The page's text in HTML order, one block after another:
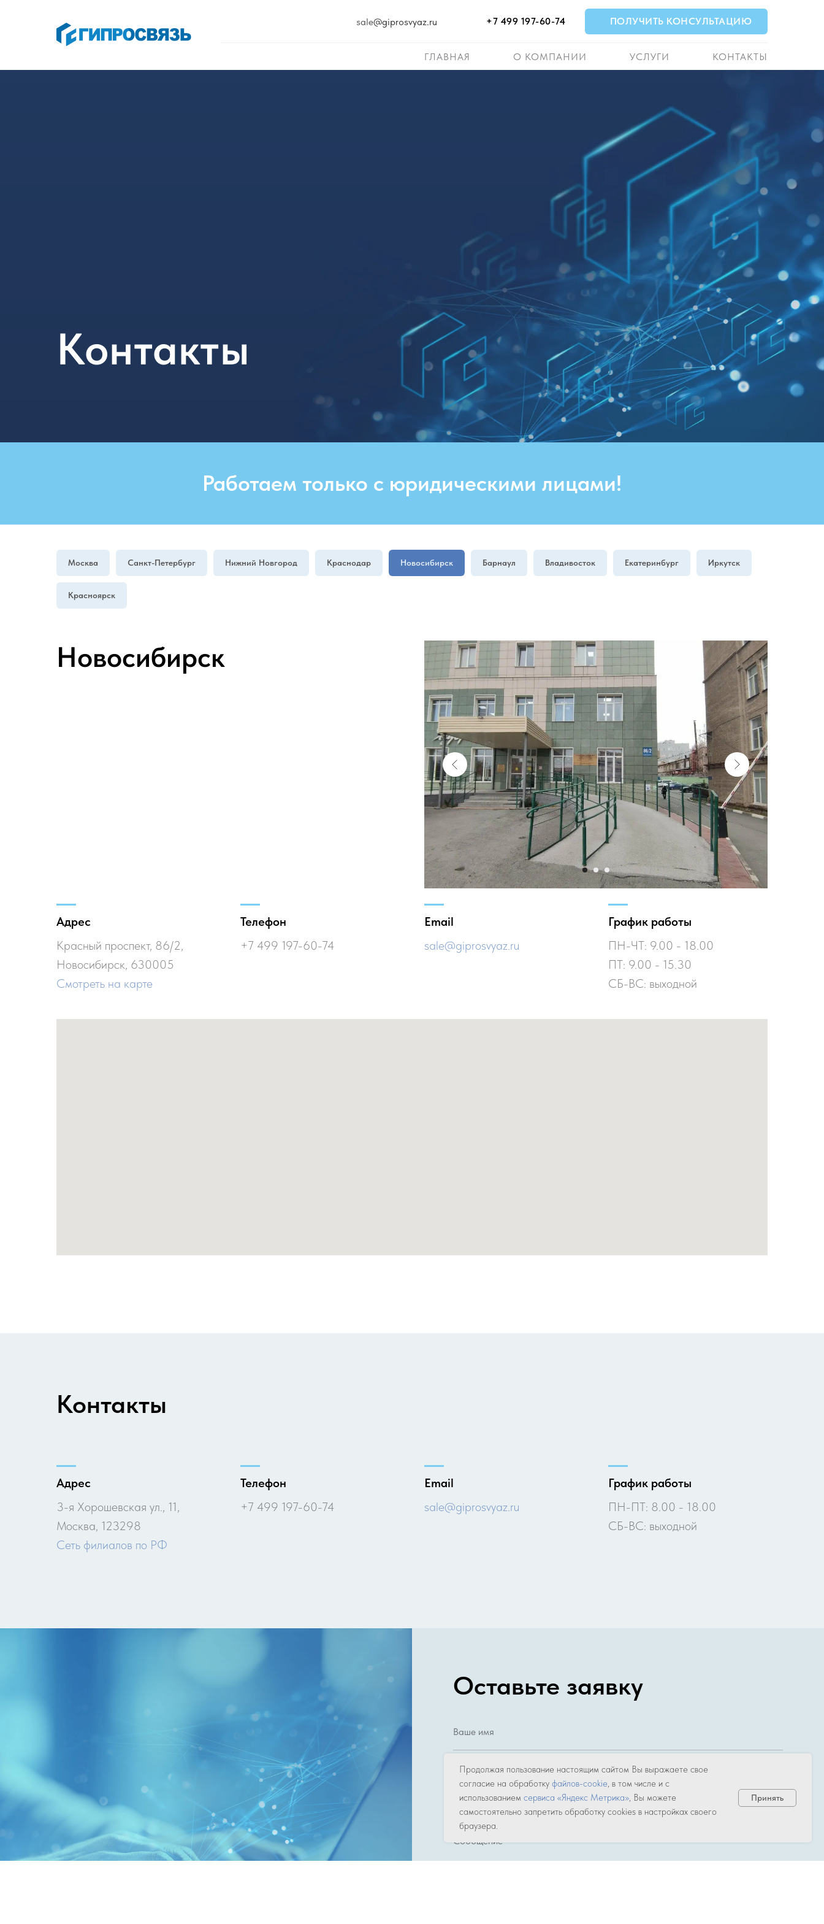
sale@giprosvyaz.ru +7 499 197-60-74 ПОЛУЧИТЬ КОНСУЛЬТАЦИЮ
ГЛАВНАЯ О КОМПАНИИ УСЛУГИ КОНТАКТЫ
Контакты
Работаем только с юридическими лицами!
Москва Санкт-Петербург Нижний Новгород Краснодар Новосибирск Барнаул Владивосток Екатеринбург Иркутск
Красноярск
Новосибирск
Адрес
Красный проспект, 86/2,
Новосибирск, 630005
Смотреть на карте
Телефон
+7 499 197-60-74
Email
sale@giprosvyaz.ru
График работы
ПН-ЧТ: 9.00 - 18.00
ПТ: 9.00 - 15.30
СБ-ВС: выходной
Контакты
Адрес
3-я Хорошевская ул., 11,
Москва, 123298
Cеть филиалов по РФ
Телефон
+7 499 197-60-74
Email
sale@giprosvyaz.ru
График работы
ПН-ПТ: 8.00 - 18.00
СБ-ВС: выходной
Оставьте заявку
+7
Продолжая пользование настоящим сайтом Вы выражаете свое
согласие на обработку файлов-cookie, в том числе и с
использованием сервиса «Яндекс Метрика», Вы можете
самостоятельно запретить обработку cookies в настройках своего
браузера.
Принять